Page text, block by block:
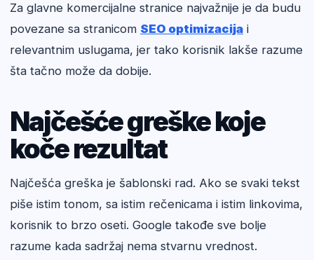
Za glavne komercijalne stranice najvažnije je da budu
povezane sa stranicom SEO optimizacija i
relevantnim uslugama, jer tako korisnik lakše razume
šta tačno može da dobije.
Najčešće greške koje
koče rezultat
Najčešća greška je šablonski rad. Ako se svaki tekst
piše istim tonom, sa istim rečenicama i istim linkovima,
korisnik to brzo oseti. Google takođe sve bolje
razume kada sadržaj nema stvarnu vrednost.